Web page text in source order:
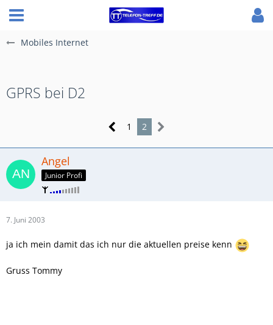
Mobiles Internet
GPRS bei D2
1 2
Angel
Junior Profi
7. Juni 2003
ja ich mein damit das ich nur die aktuellen preise kenn
Gruss Tommy